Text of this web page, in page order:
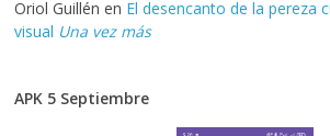
Oriol Guillén en El desencanto de la pereza
visual Una vez más
APK 5 Septiembre